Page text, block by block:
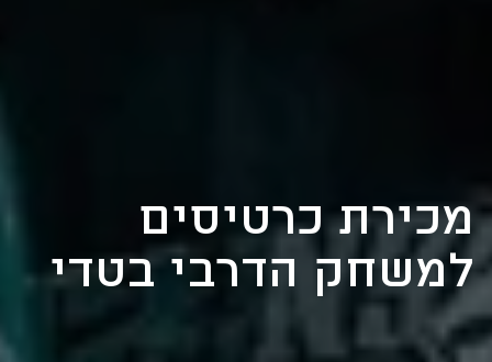
מכירת כרטיסים
למשחק הדרבי בטדי